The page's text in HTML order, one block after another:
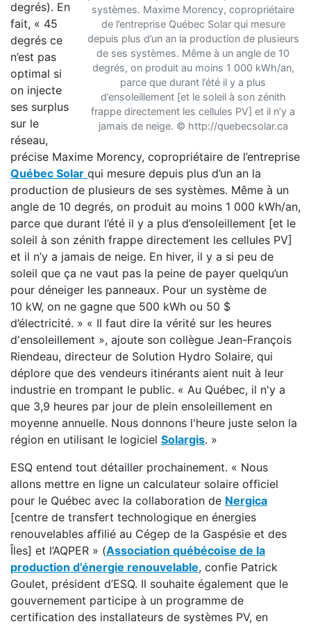
systèmes. Maxime Morency, copropriétaire
de l’entreprise Québec Solar qui mesure
depuis plus d’un an la production de plusieurs
de ses systèmes. Même à un angle de 10
degrés, on produit au moins 1 000 kWh/an,
parce que durant l’été il y a plus
d’ensoleillement [et le soleil à son zénith
frappe directement les cellules PV] et il n’y a
jamais de neige. © http://quebecsolar.ca
degrés). En
fait, « 45
degrés ce
n’est pas
optimal si
on injecte
ses surplus
sur le
réseau,
précise Maxime Morency, copropriétaire de l’entreprise
Québec Solar qui mesure depuis plus d’un an la
production de plusieurs de ses systèmes. Même à un
angle de 10 degrés, on produit au moins 1 000 kWh/an,
parce que durant l’été il y a plus d’ensoleillement [et le
soleil à son zénith frappe directement les cellules PV]
et il n’y a jamais de neige. En hiver, il y a si peu de
soleil que ça ne vaut pas la peine de payer quelqu’un
pour déneiger les panneaux. Pour un système de
10 kW, on ne gagne que 500 kWh ou 50 $
d’électricité. » « Il faut dire la vérité sur les heures
d'ensoleillement », ajoute son collègue Jean-François
Riendeau, directeur de Solution Hydro Solaire, qui
déplore que des vendeurs itinérants aient nuit à leur
industrie en trompant le public. « Au Québec, il n'y a
que 3,9 heures par jour de plein ensoleillement en
moyenne annuelle. Nous donnons l'heure juste selon la
région en utilisant le logiciel Solargis. »
ESQ entend tout détailler prochainement. « Nous
allons mettre en ligne un calculateur solaire officiel
pour le Québec avec la collaboration de Nergica
[centre de transfert technologique en énergies
renouvelables affilié au Cégep de la Gaspésie et des
Îles] et l’AQPER » (Association québécoise de la
production d’énergie renouvelable, confie Patrick
Goulet, président d’ESQ. Il souhaite également que le
gouvernement participe à un programme de
certification des installateurs de systèmes PV, en